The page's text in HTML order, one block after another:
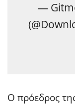
—
O πρόεδρος